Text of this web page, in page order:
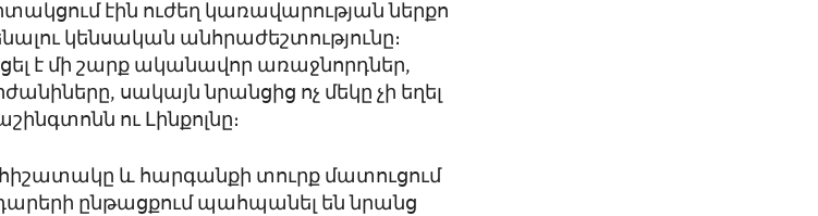
էին ուժեղ կառավարության ներքո
կենսական անհրաժեշտությունը։
է մի շարք ականավոր առաջնորդներ,
սակայն նրանցից ոչ մեկը չի եղել
ու Լինքոլնը։
հիշատակը և հարգանքի տուրք մատուցում
ընթացքում պահպանել են նրանց